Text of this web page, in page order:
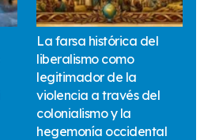
La farsa histórica del
liberalismo como
legitimador de la
violencia a través del
colonialismo y la
hegemonía occidental